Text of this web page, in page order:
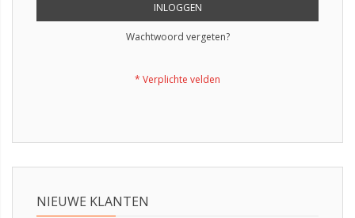
INLOGGEN
Wachtwoord vergeten?
NIEUWE KLANTEN